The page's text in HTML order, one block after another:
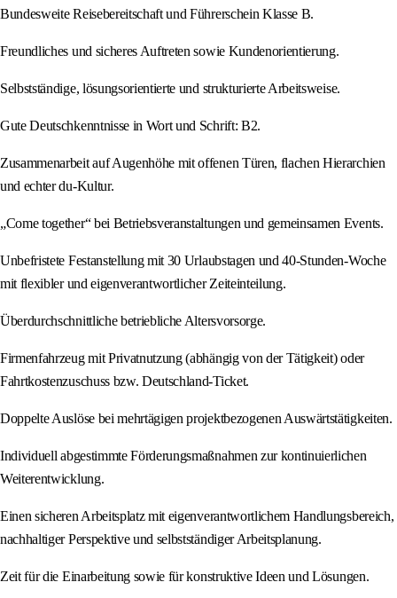
Bundesweite Reisebereitschaft und Führerschein Klasse B.
Freundliches und sicheres Auftreten sowie Kundenorientierung.
Selbstständige, lösungsorientierte und strukturierte Arbeitsweise.
Gute Deutschkenntnisse in Wort und Schrift: B2.
Zusammenarbeit auf Augenhöhe mit offenen Türen, flachen Hierarchien
und echter du-Kultur.
„Come together“ bei Betriebsveranstaltungen und gemeinsamen Events.
Unbefristete Festanstellung mit 30 Urlaubstagen und 40-Stunden-Woche
mit flexibler und eigenverantwortlicher Zeiteinteilung.
Überdurchschnittliche betriebliche Altersvorsorge.
Firmenfahrzeug mit Privatnutzung (abhängig von der Tätigkeit) oder
Fahrtkostenzuschuss bzw. Deutschland-Ticket.
Doppelte Auslöse bei mehrtägigen projektbezogenen Auswärtstätigkeiten.
Individuell abgestimmte Förderungsmaßnahmen zur kontinuierlichen
Weiterentwicklung.
Einen sicheren Arbeitsplatz mit eigenverantwortlichem Handlungsbereich,
nachhaltiger Perspektive und selbstständiger Arbeitsplanung.
Zeit für die Einarbeitung sowie für konstruktive Ideen und Lösungen.